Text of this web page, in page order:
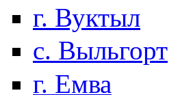
г. Вуктыл
с. Выльгорт
г. Емва